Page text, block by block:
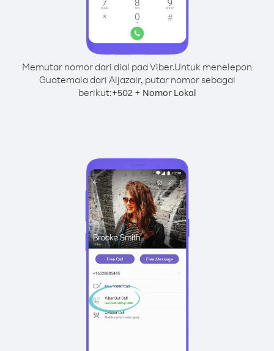
Memutar nomor dari dial pad Viber.Untuk menelepon
Guatemala dari Aljazair, putar nomor sebagai
berikut:+502+ Nomor Lokal